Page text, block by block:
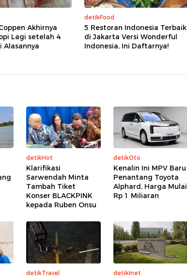
Akhirnya
Lagi setelah 4
Alasannya
detikFood
5 Restoran Indonesia Terbaik
di Jakarta Versi Wonderful
Indonesia, Ini Daftarnya!
detikHot
Klarifikasi
Sarwendah Minta
Tambah Tiket
Konser BLACKPINK
kepada Ruben Onsu
detikOto
Kenalin Ini MPV Baru
Penantang Toyota
Alphard, Harga Mulai
Rp 1 Miliaran
detikTravel detikInet